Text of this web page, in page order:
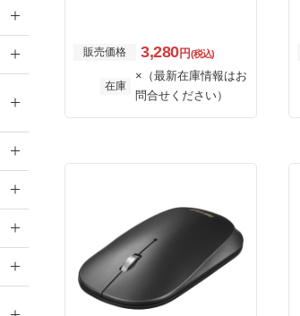
販売価格 3,280円(税込)
在庫
×（最新在庫情報はお
問合せください）